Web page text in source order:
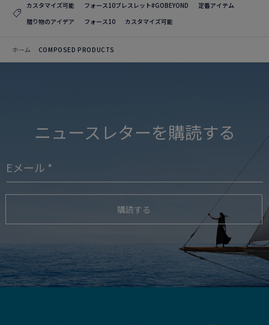
カスタマイズ可能 フォース10ブレスレット#GOBEYOND
定番アイテム
贈り物のアイデア
フォース10 カスタマイズ可能
ホーム COMPOSED PRODUCTS
ニュースレターを購読する
購読する